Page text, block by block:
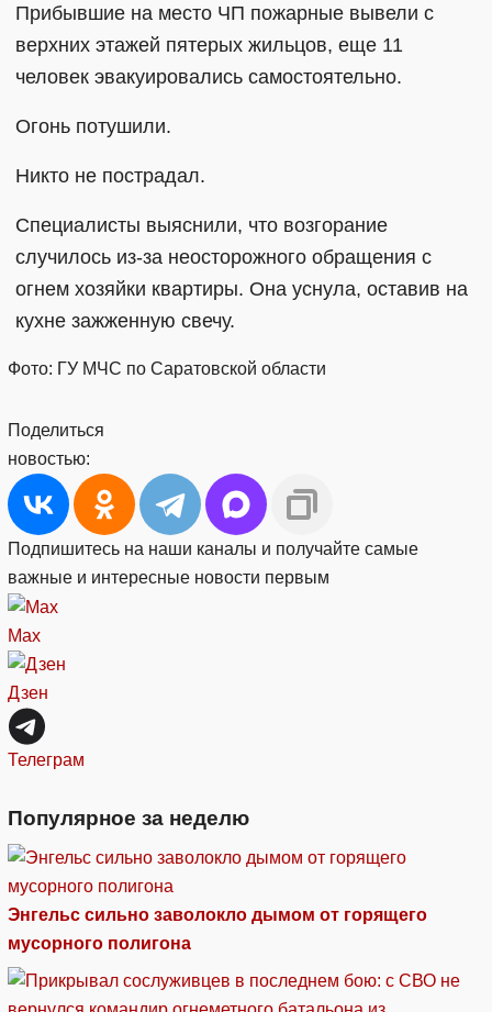
Прибывшие на место ЧП пожарные вывели с
верхних этажей пятерых жильцов, еще 11
человек эвакуировались самостоятельно.
Огонь потушили.
Никто не пострадал.
Специалисты выяснили, что возгорание
случилось из-за неосторожного обращения с
огнем хозяйки квартиры. Она уснула, оставив на
кухне зажженную свечу.
Фото: ГУ МЧС по Саратовской области
Поделиться
новостью:
Подпишитесь на наши каналы и получайте самые
важные и интересные новости первым
Max
Дзен
Телеграм
Популярное за неделю
Энгельс сильно заволокло дымом от горящего
мусорного полигона